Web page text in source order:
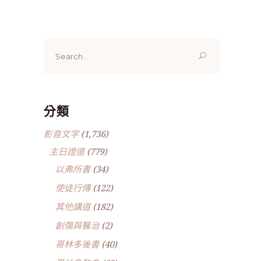
for:
分類
影音文字(1,736)
主日證道(779)
以弗所書(34)
使徒行傳(122)
其他講道(182)
創傷與醫治(2)
哥林多後書(40)